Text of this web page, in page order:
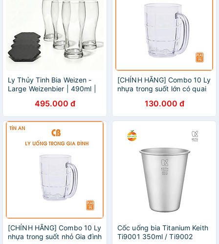
Ly Thủy Tinh Bia Weizen -
Large Weizenbier | 490ml |
495.000 đ
[CHÍNH HÃNG] Combo 10 Ly
nhựa trong suốt lớn có quai
130.000 đ
[CHÍNH HÃNG] Combo 10 Ly
nhựa trong suốt nhỏ Gia đình
Cốc uống bia Titanium Keith
Ti9001 350ml / Ti9002